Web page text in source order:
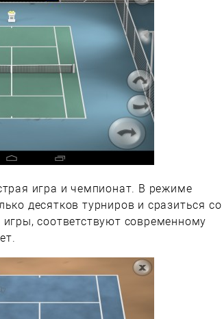
игра и чемпионат. В режиме
десятков турниров и сразиться со
соответствуют современному